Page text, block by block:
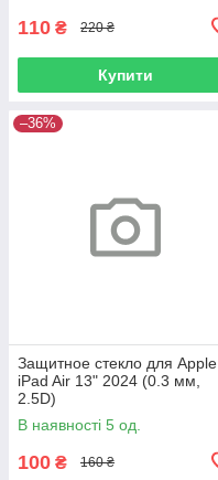
110 ₴ 220 ₴
Купити
–36%
Защитное стекло для Apple
iPad Air 13" 2024 (0.3 мм,
2.5D)
В наявності 5 од.
100 ₴ 160 ₴